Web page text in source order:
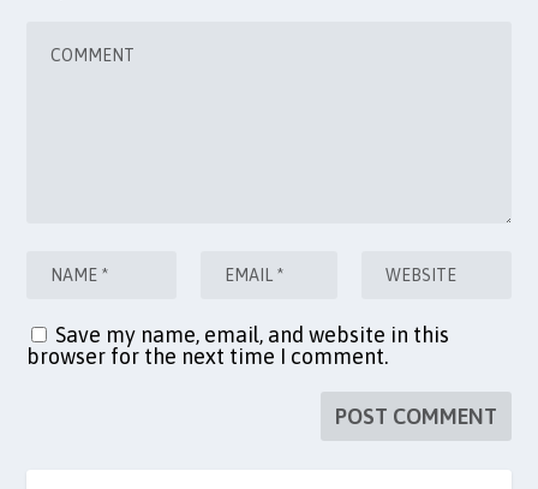
Save my name, email, and website in this
browser for the next time I comment.